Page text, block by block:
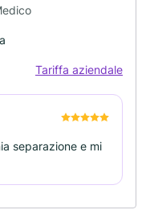
Tariffa aziendale
separazione e mi